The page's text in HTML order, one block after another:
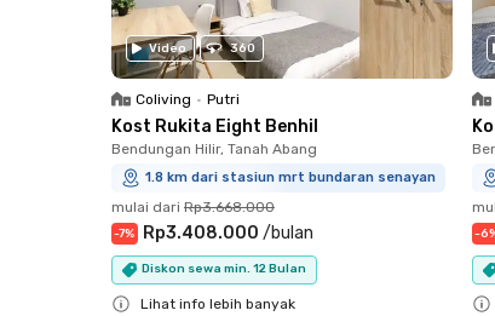
Video 360
Coliving • Putri
Kost Rukita Eight Benhil
Bendungan Hilir, Tanah Abang
1.8 km dari stasiun mrt bundaran senayan
mulai dari Rp3.668.000
-7% Rp3.408.000 /bulan
Diskon sewa min. 12 Bulan
Lihat info lebih banyak
-6